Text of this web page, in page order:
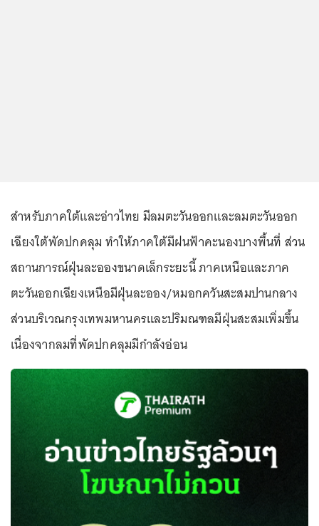
สำหรับภาคใต้และอ่าวไทย มีลมตะวันออกและลมตะวันออก
เฉียงใต้พัดปกคลุม ทำให้ภาคใต้มีฝนฟ้าคะนองบางพื้นที่ ส่วน
สถานการณ์ฝุ่นละอองขนาดเล็กระยะนี้ ภาคเหนือและภาค
ตะวันออกเฉียงเหนือมีฝุ่นละออง/หมอกควันสะสมปานกลาง
ส่วนบริเวณกรุงเทพมหานครและปริมณฑลมีฝุ่นสะสมเพิ่มขึ้น
เนื่องจากลมที่พัดปกคลุมมีกำลังอ่อน